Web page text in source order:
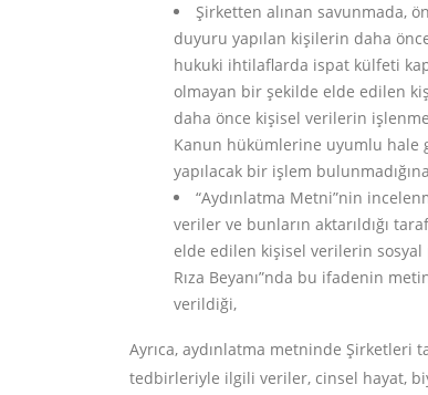
Şirketten alınan savunmada,
duyuru yapılan kişilerin daha
hukuki ihtilaflarda ispat külfeti
olmayan bir şekilde elde edilen
daha önce kişisel verilerin
Kanun hükümlerine uyumlu hale
yapılacak bir işlem
“Aydınlatma Metni”nin
veriler ve bunların aktarıldığı
elde edilen kişisel verilerin sosyal
Rıza Beyanı”nda bu ifadenin
verildiği,
Ayrıca, aydınlatma metninde
tedbirleriyle ilgili veriler, cinsel hayat,